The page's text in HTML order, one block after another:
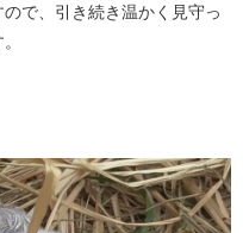
で、引き続き温かく見守っ